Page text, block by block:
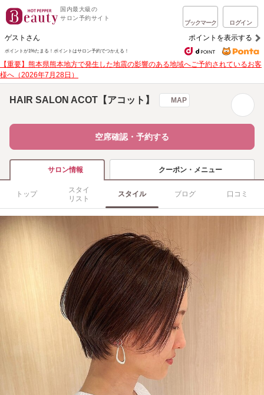
国内最大級の
サロン予約サイト
ブックマーク ログイン
ゲストさん ポイントを表示する
ポイントが1%たまる！ ポイントはサロン予約でつかえる！
【重要】熊本県熊本地方で発生した地震の影響のある地域へご予約されているお客
様へ（2026年7月28日）
HAIR SALON ACOT【アコット】 MAP
空席確認・予約する
サロン情報 クーポン・メニュー
トップ
スタイ
リスト
スタイル ブログ 口コミ